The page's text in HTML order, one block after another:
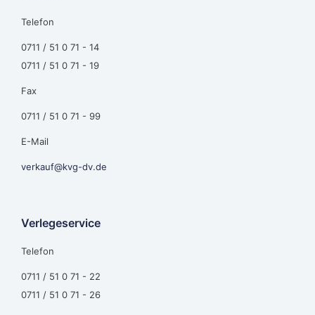
Telefon
0711 / 51 0 71 - 14
0711 / 51 0 71 - 19
Fax
0711 / 51 0 71 - 99
E-Mail
verkauf@kvg-dv.de
Verlegeservice
Telefon
0711 / 51 0 71 - 22
0711 / 51 0 71 - 26